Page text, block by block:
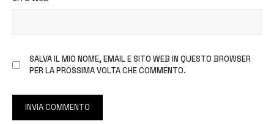
SALVA IL MIO NOME, EMAIL E SITO WEB IN QUESTO BROWSER
PER LA PROSSIMA VOLTA CHE COMMENTO.